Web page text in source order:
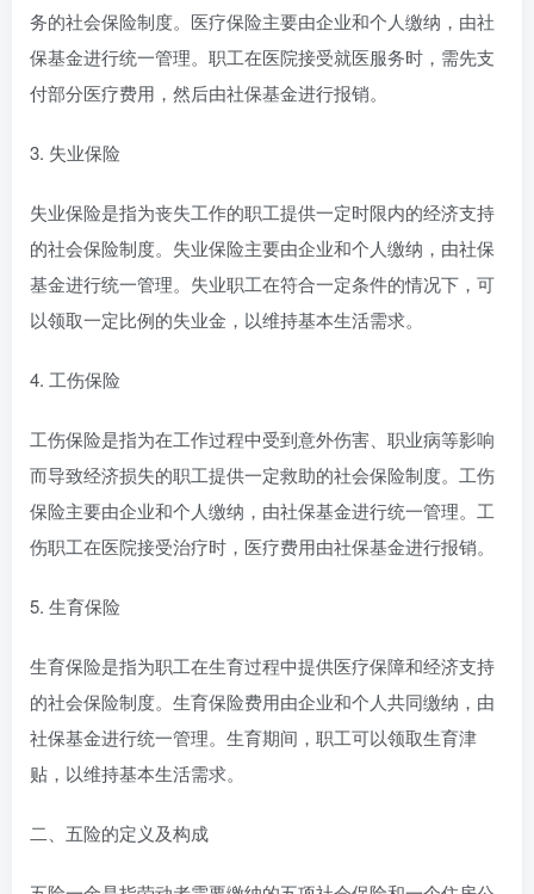
务的社会保险制度。医疗保险主要由企业和个人缴纳，由社
保基金进行统一管理。职工在医院接受就医服务时，需先支
付部分医疗费用，然后由社保基金进行报销。
3. 失业保险
失业保险是指为丧失工作的职工提供一定时限内的经济支持
的社会保险制度。失业保险主要由企业和个人缴纳，由社保
基金进行统一管理。失业职工在符合一定条件的情况下，可
以领取一定比例的失业金，以维持基本生活需求。
4. 工伤保险
工伤保险是指为在工作过程中受到意外伤害、职业病等影响
而导致经济损失的职工提供一定救助的社会保险制度。工伤
保险主要由企业和个人缴纳，由社保基金进行统一管理。工
伤职工在医院接受治疗时，医疗费用由社保基金进行报销。
5. 生育保险
生育保险是指为职工在生育过程中提供医疗保障和经济支持
的社会保险制度。生育保险费用由企业和个人共同缴纳，由
社保基金进行统一管理。生育期间，职工可以领取生育津
贴，以维持基本生活需求。
二、五险的定义及构成